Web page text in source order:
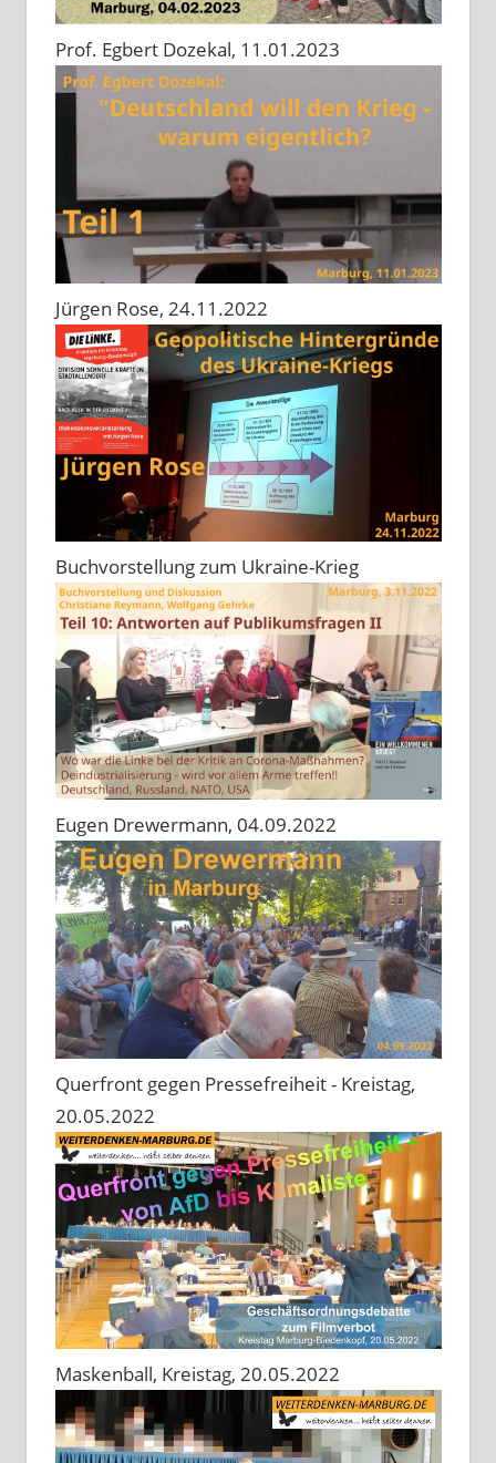
Prof. Egbert Dozekal, 11.01.2023
Jürgen Rose, 24.11.2022
Buchvorstellung zum Ukraine-Krieg
Eugen Drewermann, 04.09.2022
Querfront gegen Pressefreiheit - Kreistag,
20.05.2022
Maskenball, Kreistag, 20.05.2022